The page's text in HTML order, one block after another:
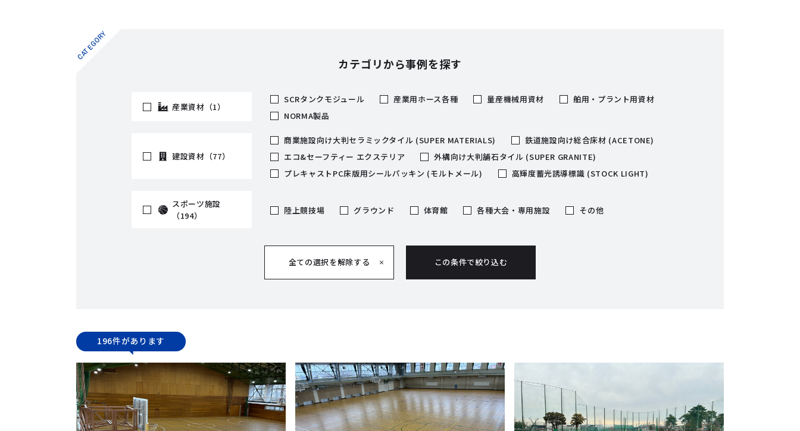
CATEGORY
カテゴリから事例を探す
産業資材（1）
SCRタンクモジュール 産業用ホース各種 量産機械用資材
舶用・プラント用資材
NORMA製品
建設資材（77）
商業施設向け大判セラミックタイル (SUPER MATERIALS)
鉄道施設向け総合床材 (ACETONE)
エコ&セーフティー エクステリア
外構向け大判舗石タイル (SUPER GRANITE)
プレキャストPC床版用シールパッキン (モルトメール)
高輝度蓄光誘導標識 (STOCK LIGHT)
スポーツ施設
（194）
陸上競技場 グラウンド 体育館 各種大会・専用施設 その他
全ての選択を解除する この条件で絞り込む
196件があります